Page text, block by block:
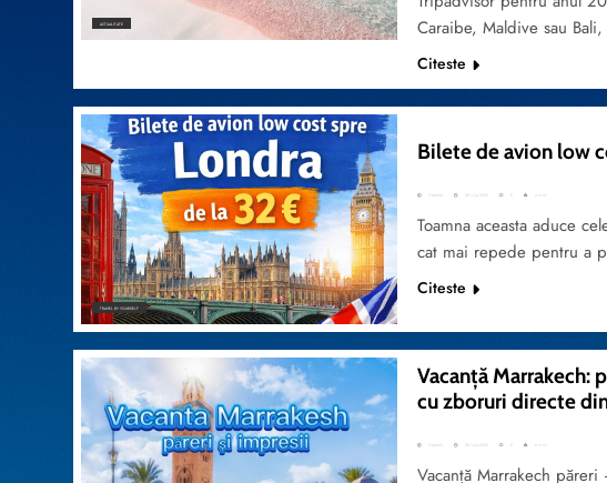
ACTUALITATE
Caraibe, Maldive sau
Citeste
TRAVEL BY YOURSELF
Bilete de avion low
TripVola 28 iulie 2026 2 mins
Toamna aceasta aduce
cat mai repede pentru a
Citeste
Vacanță Marrakech:
cu zboruri directe
TripVola 28 iulie 2026
Vacanță Marrakech